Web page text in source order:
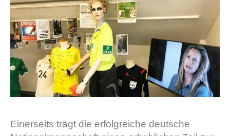
Einerseits trägt die erfolgreiche deutsche